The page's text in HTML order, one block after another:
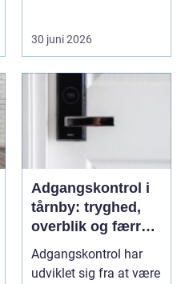
adresse...
30 juni 2026
Adgangskontrol i
tårnby: tryghed,
overblik og færre
nøgler
Adgangskontrol har
udviklet sig fra at være